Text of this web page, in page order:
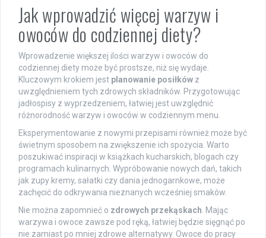
Jak wprowadzić więcej warzyw i
owoców do codziennej diety?
Wprowadzenie większej ilości warzyw i owoców do
codziennej diety może być prostsze, niż się wydaje.
Kluczowym krokiem jest planowanie posiłków z
uwzględnieniem tych zdrowych składników. Przygotowując
jadłospisy z wyprzedzeniem, łatwiej jest uwzględnić
różnorodność warzyw i owoców w codziennym menu.
Eksperymentowanie z nowymi przepisami również może być
świetnym sposobem na zwiększenie ich spożycia. Warto
poszukiwać inspiracji w książkach kucharskich, blogach czy
programach kulinarnych. Wypróbowanie nowych dań, takich
jak zupy kremy, sałatki czy dania jednogarnkowe, może
zachęcić do odkrywania nieznanych wcześniej smaków.
Nie można zapomnieć o zdrowych przekąskach . Mając
warzywa i owoce zawsze pod ręką, łatwiej będzie sięgnąć po
nie zamiast po mniej zdrowe alternatywy. Owoce do pracy